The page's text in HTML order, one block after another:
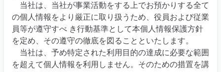
当社は、当社が事業活動をする上でお預かりする全て
の個人情報をより厳正に取り扱うため、役員および従業
員等が遵守すべ き行動基準として本個人情報保護方針
を定め、その遵守の徹底を図ることといたします。
当社は、予め特定された利用目的の達成に必要な範囲
を超えて個人情報を利用しません。そのための措置を講